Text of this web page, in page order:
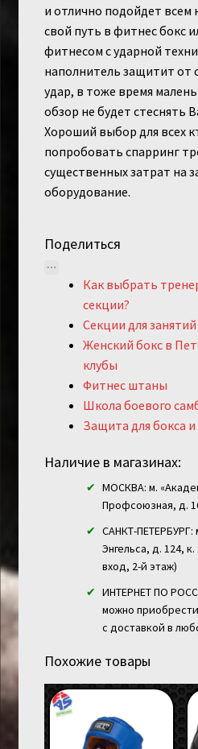
и отлично подойдет всем
свой путь в фитнес бокс
фитнесом с ударной
наполнитель защитит от
удар, в тоже время
обзор не будет стеснять
Хороший выбор для всех
попробовать спарринг
существенных затрат на
оборудование.
Поделиться
Как выбрать
секции?
Секции для
Женский бокс в
клубы
Фитнес штаны
Школа боевого
Защита для бокса
Наличие в магазинах:
МОСКВА: м.
Профсоюзная, д.
САНКТ-ПЕТЕРБУРГ:
Энгельса, д. 124,
вход, 2-й этаж)
ИНТЕРНЕТ ПО
можно
с доставкой в
Похожие товары